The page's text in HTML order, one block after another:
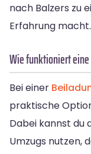
nach Balzers zu
Erfahrung macht.
Wie funktioniert
Bei einer
praktische
Dabei kannst du
Umzugs nutzen,